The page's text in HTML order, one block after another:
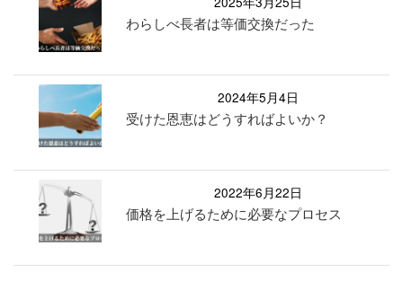
わらしべ長者は等価交換だった
2024年5月4日
受けた恩恵はどうすればよいか？
2022年6月22日
価格を上げるために必要なプロセス